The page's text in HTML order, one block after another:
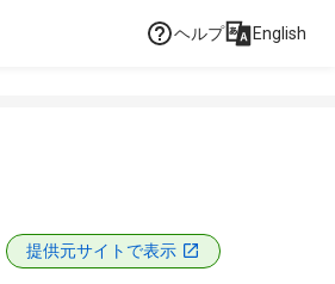
ヘルプ English
提供元サイトで表示